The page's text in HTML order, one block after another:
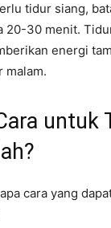
tidur siang,
20-30 menit.
energi
malam.
untuk
cara yang